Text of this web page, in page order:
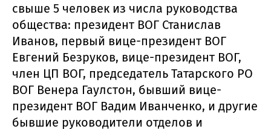
свыше 5 человек из числа руководства
общества: президент ВОГ Станислав
Иванов, первый вице-президент ВОГ
Евгений Безруков, вице-президент ВОГ,
член ЦП ВОГ, председатель Татарского РО
ВОГ Венера Гаулстон, бывший вице-
президент ВОГ Вадим Иванченко, и другие
бывшие руководители отделов и